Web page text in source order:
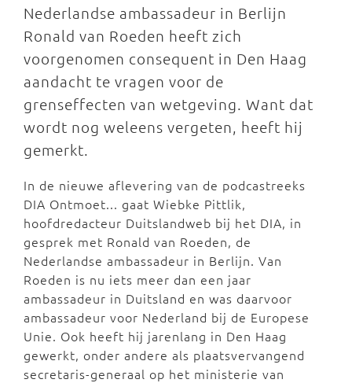
Nederlandse ambassadeur in Berlijn
Ronald van Roeden heeft zich
voorgenomen consequent in Den Haag
aandacht te vragen voor de
grenseffecten van wetgeving. Want dat
wordt nog weleens vergeten, heeft hij
gemerkt.
In de nieuwe aflevering van de podcastreeks
DIA Ontmoet... gaat Wiebke Pittlik,
hoofdredacteur Duitslandweb bij het DIA, in
gesprek met Ronald van Roeden, de
Nederlandse ambassadeur in Berlijn. Van
Roeden is nu iets meer dan een jaar
ambassadeur in Duitsland en was daarvoor
ambassadeur voor Nederland bij de Europese
Unie. Ook heeft hij jarenlang in Den Haag
gewerkt, onder andere als plaatsvervangend
secretaris-generaal op het ministerie van